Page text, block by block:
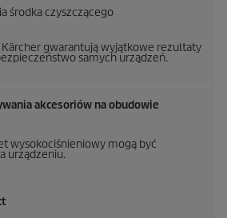
środka czyszczącego
Kärcher gwarantują wyjątkowe rezultaty
samych urządzeń.
akcesoriów na obudowie
wysokociśnieniowy mogą być
urządzeniu.